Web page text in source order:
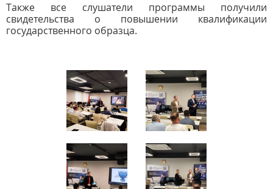
Также все слушатели программы получили
свидетельства о повышении квалификации
государственного образца.